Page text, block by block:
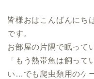
皆様おはこんばんにち
です。
お部屋の片隅で眠って
「もう熱帯魚は飼って
い…でも爬虫類用のケ